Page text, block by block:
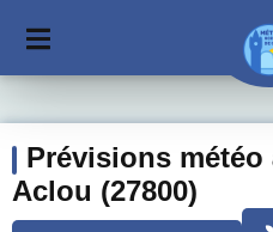
Prévisions
Aclou (27800)